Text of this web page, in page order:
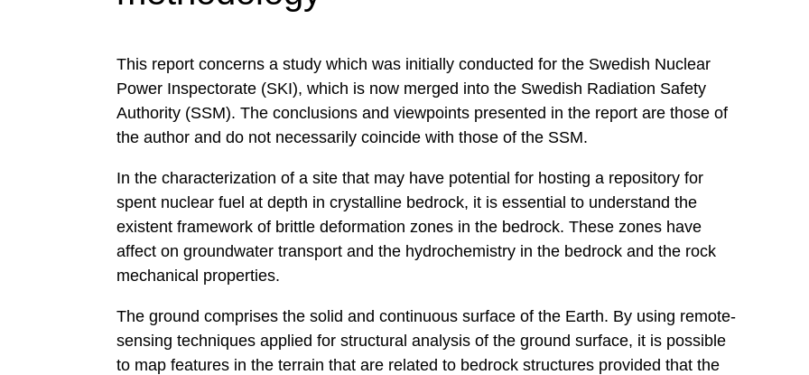
This report concerns a study which was initially conducted for the Swedish Nuclear
Power Inspectorate (SKI), which is now merged into the Swedish Radiation Safety
Authority (SSM). The conclusions and viewpoints presented in the report are those of
the author and do not necessarily coincide with those of the SSM.
In the characterization of a site that may have potential for hosting a repository for
spent nuclear fuel at depth in crystalline bedrock, it is essential to understand the
existent framework of brittle deformation zones in the bedrock. These zones have
affect on groundwater transport and the hydrochemistry in the bedrock and the rock
mechanical properties.
The ground comprises the solid and continuous surface of the Earth. By using remote-
sensing techniques applied for structural analysis of the ground surface, it is possible
to map features in the terrain that are related to bedrock structures provided that the